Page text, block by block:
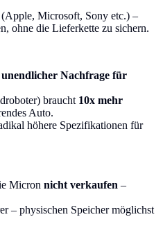
(Apple, Microsoft, Sony etc.) –
ohne die Lieferkette zu sichern.
unendlicher Nachfrage für
braucht 10x mehr
Auto.
höhere Spezifikationen für
Micron nicht verkaufen –
– physischen Speicher möglichst